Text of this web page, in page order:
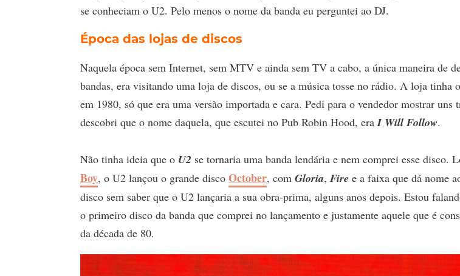
se conheciam o U2. Pelo menos o nome da banda eu perguntei ao DJ.
Época das lojas de discos
Naquela época sem Internet, sem MTV e ainda sem TV a cabo, a única maneira de
bandas, era visitando uma loja de discos, ou se a música tosse no rádio. A loja tinha
em 1980, só que era uma versão importada e cara. Pedi para o vendedor mostrar uns
descobri que o nome daquela, que escutei no Pub Robin Hood, era I Will Follow.
Não tinha ideia que o U2 se tornaria uma banda lendária e nem comprei esse disco.
Boy, o U2 lançou o grande disco October, com Gloria, Fire e a faixa que dá nome
disco sem saber que o U2 lançaria a sua obra-prima, alguns anos depois. Estou
o primeiro disco da banda que comprei no lançamento e justamente aquele que é
da década de 80.